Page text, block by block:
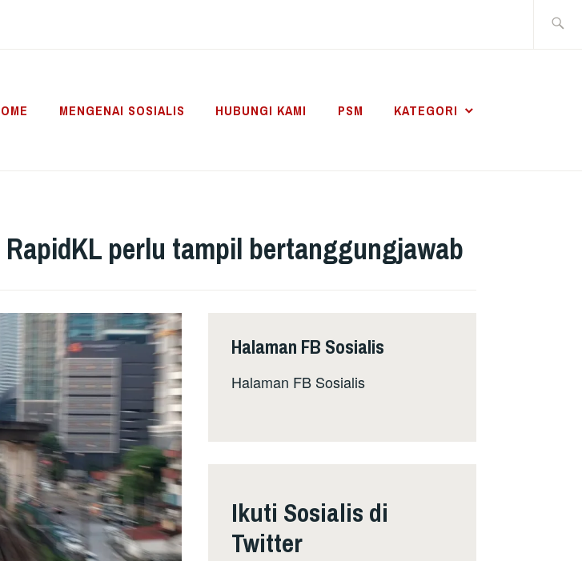
MENGENAI SOSIALIS HUBUNGI KAMI PSM KATEGORI
perlu tampil bertanggungjawab
Halaman FB Sosialis
Halaman FB Sosialis
Ikuti Sosialis di
Twitter